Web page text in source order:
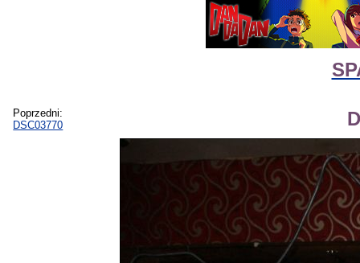
Poprzedni:
DSC03770